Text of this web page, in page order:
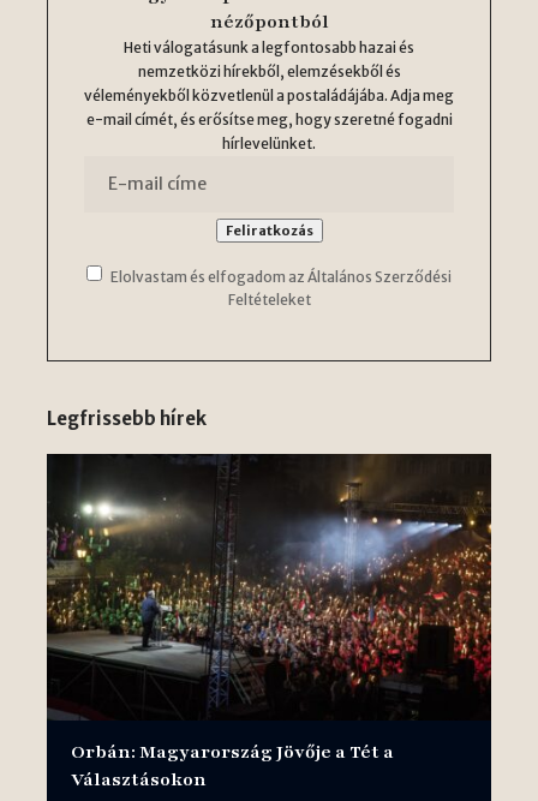
nézőpontból
Heti válogatásunk a legfontosabb hazai és
nemzetközi hírekből, elemzésekből és
véleményekből közvetlenül a postaládájába. Adja meg
e-mail címét, és erősítse meg, hogy szeretné fogadni
hírlevelünket.
Elolvastam és elfogadom az Általános Szerződési
Feltételeket
Legfrissebb hírek
Orbán: Magyarország Jövője a Tét a
Választásokon